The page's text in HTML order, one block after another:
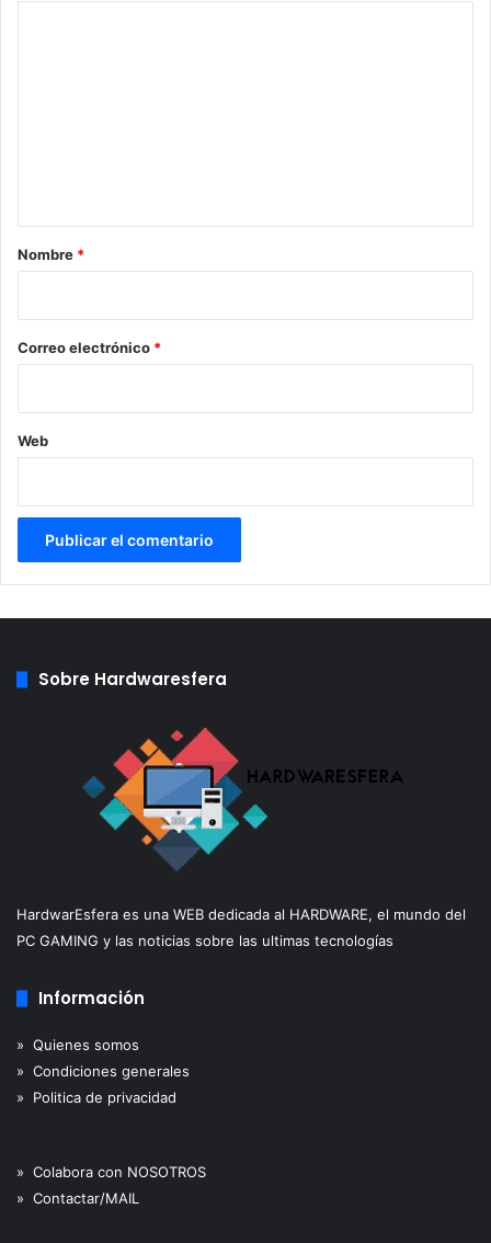
r
*
Nombre *
Correo electrónico *
Web
Sobre Hardwaresfera
HardwarEsfera es una WEB dedicada al HARDWARE, el mundo del
PC GAMING y las noticias sobre las ultimas tecnologías
Información
» Quienes somos
» Condiciones generales
» Politica de privacidad
» Colabora con NOSOTROS
» Contactar/MAIL